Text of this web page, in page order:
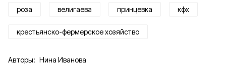
роза велигаева принцевка кфх
крестьянско-фермерское хозяйство
Авторы: Нина Иванова